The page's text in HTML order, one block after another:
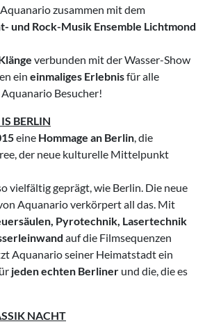
zusammen mit dem
und Rock-Musik Ensemble Lichtmond
verbunden mit der Wasser-Show
ein einmaliges Erlebnisfür alle
Besucher!
BERLIN
eine Hommage an Berlin , die
der neue kulturelle Mittelpunkt
vielfältig geprägt, wie Berlin. Die neue
Aquanario verkörpert all das. Mit
Pyrotechnik, Lasertechnik
auf die Filmsequenzen
Aquanario seiner Heimatstadt ein
jeden echten Berliner und die, die es
NACHT